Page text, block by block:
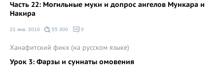
Часть 22: Могильные муки и допрос ангелов Мункара и
Накира
21 янв. 2016 55 300 0
Ханафитский фикх (на русском языке)
Урок 3: Фарзы и суннаты омовения